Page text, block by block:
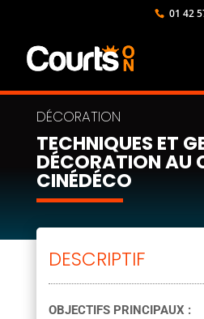
01 42
TECHNIQUES ET
DÉCORATION AU
CINÉDÉCO
DESCRIPTIF
OBJECTIFS PRINCIPAUX :